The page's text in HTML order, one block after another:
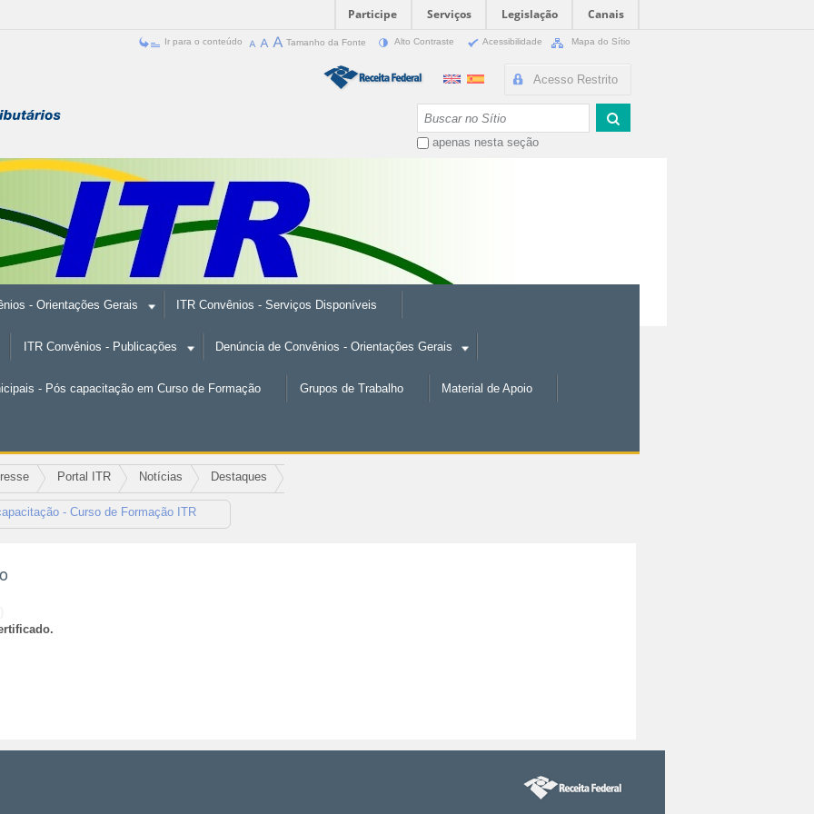
Participe Serviços Legislação
Canais
Ir para o conteúdo Tamanho da Fonte Alto Contraste Acessibilidade Mapa do Sítio
Acesso Restrito
apenas nesta seção
- Orientações Gerais ITR Convênios - Serviços Disponíveis
ITR Convênios - Publicações Denúncia de Convênios - Orientações Gerais
- Pós capacitação em Curso de Formação Grupos de Trabalho Material de Apoio
Portal ITR Notícias Destaques
- Curso de Formação ITR